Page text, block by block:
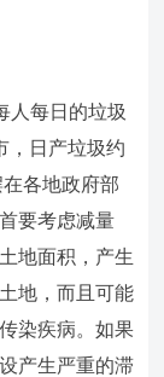
人每日的垃圾
，日产垃圾约
各地政府部
要考虑减量
地面积，产生
地，而且可能
染疾病。如果
产生严重的滞